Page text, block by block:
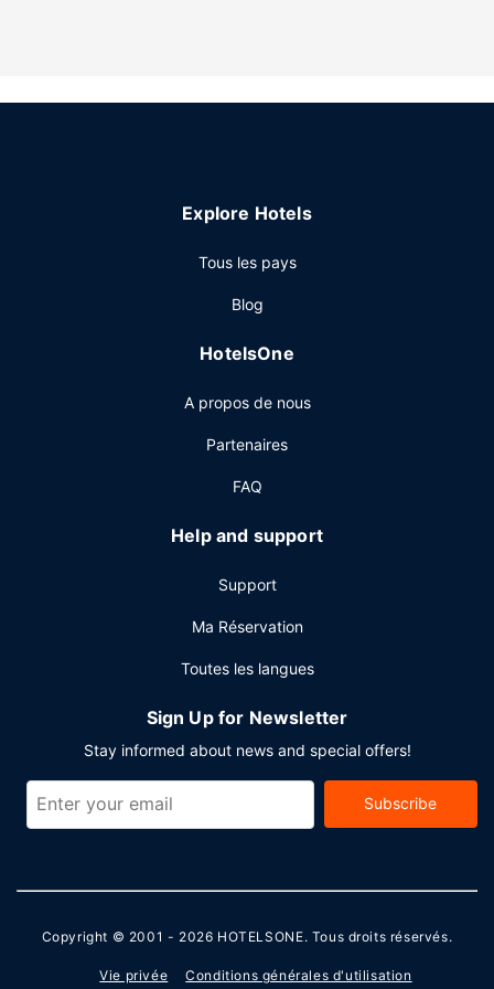
banquet et un distributeur automatique de boissons et
Pour combler tous vos petits creux, Hampton Inn Richland
buffet gratuit est servi tous les jours.
d'affaires, un service d'arrivée express et un service de
départ express. Un parking gratuit est disponible dans
Explore Hotels
Tous les pays
Blog
HotelsOne
A propos de nous
Partenaires
FAQ
Help and support
Support
Ma Réservation
Toutes les langues
Sign Up for Newsletter
Stay informed about news and special offers!
Subscribe
Copyright © 2001 - 2026 HOTELSONE. Tous droits réservés.
Vie privée Conditions générales d'utilisation